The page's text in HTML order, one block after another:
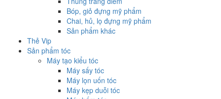
Bóp, giỏ đựng mỹ phẩm
Chai, hủ, lọ đựng mỹ phẩm
Sản phẩm khác
Thẻ Vip
Sản phẩm tóc
Máy tạo kiểu tóc
Máy sấy tóc
Máy lọn uốn tóc
Máy kẹp duỗi tóc